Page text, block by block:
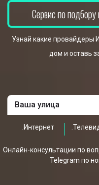
Сервис по
Узнай какие провайдеры
дом и оставь
.Интернет
Онлайн-консультации по
Telegram по